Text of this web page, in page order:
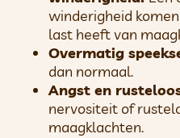
winderigheid
last heeft van
Overmatig
dan normaal.
Angst en
nervositeit of
maagklachten.